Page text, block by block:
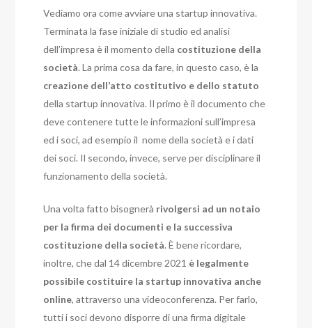
Vediamo ora come avviare una startup innovativa.
Terminata la fase iniziale di studio ed analisi
dell’impresa è il momento della costituzione della
società. La prima cosa da fare, in questo caso, è la
creazione dell’atto costitutivo e dello statuto
della startup innovativa. Il primo è il documento che
deve contenere tutte le informazioni sull’impresa
ed i soci, ad esempio il nome della società e i dati
dei soci. Il secondo, invece, serve per disciplinare il
funzionamento della società.
Una volta fatto bisognerà rivolgersi ad un notaio
per la firma dei documenti e la successiva
costituzione della società. È bene ricordare,
inoltre, che dal 14 dicembre 2021 è legalmente
possibile costituire la startup innovativa anche
online, attraverso una videoconferenza. Per farlo,
tutti i soci devono disporre di una firma digitale